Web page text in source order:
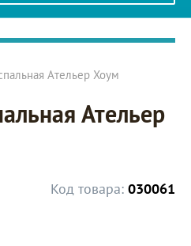
Ательер Хоум
Ательер
Код товара: 030061